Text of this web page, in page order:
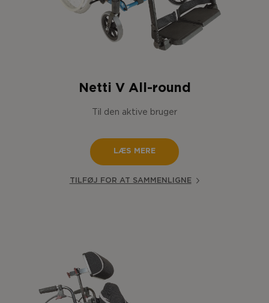
Netti V All-round
Til den aktive bruger
LÆS MERE
TILFØJ FOR AT SAMMENLIGNE